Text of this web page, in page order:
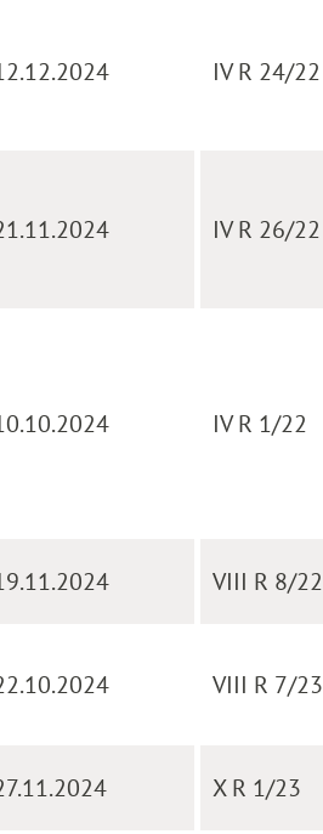
IV R 24/22
IV R 26/22
IV R 1/22
VIII R 8/22
VIII R 7/23
X R 1/23